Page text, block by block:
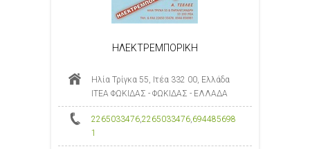
ΗΛΕΚΤΡΕΜΠΟΡΙΚΗ
Ηλία Τρίγκα 55, Ιτέα 332 00, Ελλάδα
ΙΤΕΑ ΦΩΚΙΔΑΣ - ΦΩΚΙΔΑΣ - ΕΛΛΑΔΑ
2265033476,2265033476,694485698
1